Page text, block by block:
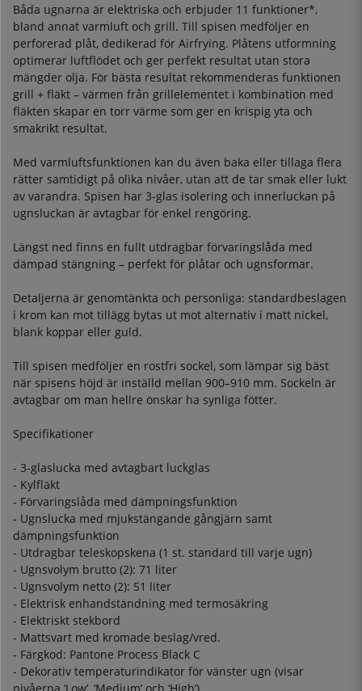
Båda ugnarna är elektriska och erbjuder 11 funktioner*,
bland annat varmluft och grill. Till spisen medföljer en
perforerad plåt, dedikerad för Airfrying. Plåtens utformning
optimerar luftflödet och ger perfekt resultat utan stora
mängder olja. För bästa resultat rekommenderas funktionen
grill + fläkt – värmen från grillelementet i kombination med
fläkten skapar en torr värme som ger en krispig yta och
smakrikt resultat.
Med varmluftsfunktionen kan du även baka eller tillaga flera
rätter samtidigt på olika nivåer, utan att de tar smak eller lukt
av varandra. Spisen har 3-glas isolering och innerluckan på
ugnsluckan är avtagbar för enkel rengöring.
Längst ned finns en fullt utdragbar förvaringslåda med
dämpad stängning – perfekt för plåtar och ugnsformar.
Detaljerna är genomtänkta och personliga: standardbeslagen
i krom kan mot tillägg bytas ut mot alternativ i matt nickel,
blank koppar eller guld.
Till spisen medföljer en rostfri sockel, som lämpar sig bäst
när spisens höjd är inställd mellan 900–910 mm. Sockeln är
avtagbar om man hellre önskar ha synliga fötter.
Specifikationer
- 3-glaslucka med avtagbart luckglas
- Kylfläkt
- Förvaringslåda med dämpningsfunktion
- Ugnslucka med mjukstängande gångjärn samt
dämpningsfunktion
- Utdragbar teleskopskena (1 st. standard till varje ugn)
- Ugnsvolym brutto (2): 71 liter
- Ugnsvolym netto (2): 51 liter
- Elektrisk enhandständning med termosäkring
- Elektriskt stekbord
- Mattsvart med kromade beslag/vred.
- Färgkod: Pantone Process Black C
- Dekorativ temperaturindikator för vänster ugn (visar
nivåerna ‘Low’, ‘Medium’ och ‘High’)